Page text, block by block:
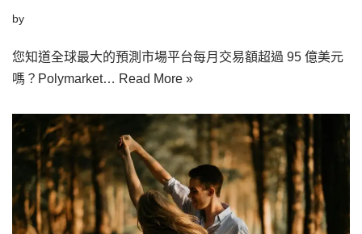
by
您知道全球最大的預測市場平台每月交易額超過 95 億美元
嗎？Polymarket… Read More »